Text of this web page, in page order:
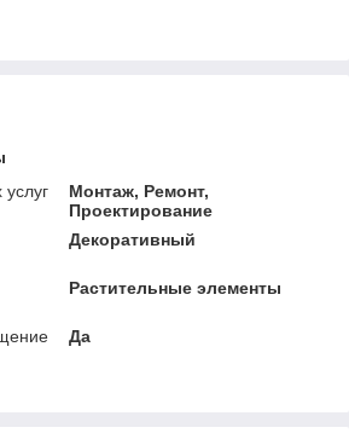
Монтаж, Ремонт,
Проектирование
Декоративный
Растительные элементы
Да